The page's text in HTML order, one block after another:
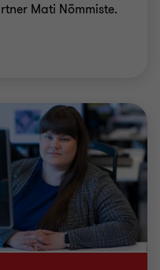
Mati Nõmmiste.